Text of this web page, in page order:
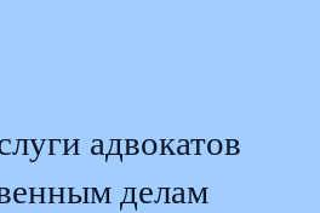
адвокатов
делам